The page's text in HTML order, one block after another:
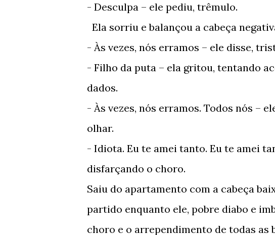
- Desculpa – ele pediu, trêmulo.
Ela sorriu e balançou a cabeça
- Às vezes, nós erramos – ele disse,
- Filho da puta – ela gritou, tentando
dados.
- Às vezes, nós erramos. Todos nós –
olhar.
- Idiota. Eu te amei tanto. Eu te amei
disfarçando o choro.
Saiu do apartamento com a cabeça
partido enquanto ele, pobre diabo e
choro e o arrependimento de todas as